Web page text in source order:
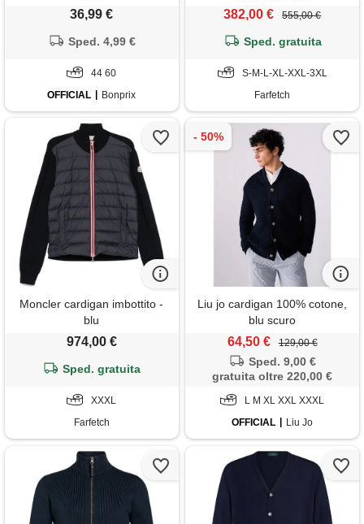
36,99 €
Sped. 4,99 €
44 60
OFFICIAL
Bonprix
382,00 € 555,00 €
Sped. gratuita
S-M-L-XL-XXL-3XL
Farfetch
Moncler cardigan imbottito -
blu
974,00 €
Sped. gratuita
XXXL
Farfetch
Liu jo cardigan 100% cotone,
blu scuro
64,50 € 129,00 €
Sped. 9,00 €
gratuita oltre 220,00 €
L M XL XXL XXXL
OFFICIAL
Liu Jo